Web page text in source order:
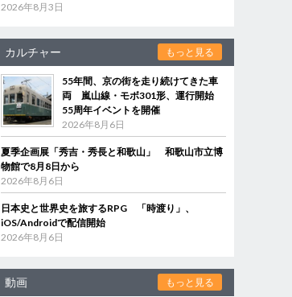
2026年8月3日
カルチャー もっと見る
55年間、京の街を走り続けてきた車
両 嵐山線・モボ301形、運行開始
55周年イベントを開催
2026年8月6日
夏季企画展「秀吉・秀長と和歌山」 和歌山市立博
物館で8月8日から
2026年8月6日
日本史と世界史を旅するRPG 「時渡り」、
iOS/Androidで配信開始
2026年8月6日
動画 もっと見る